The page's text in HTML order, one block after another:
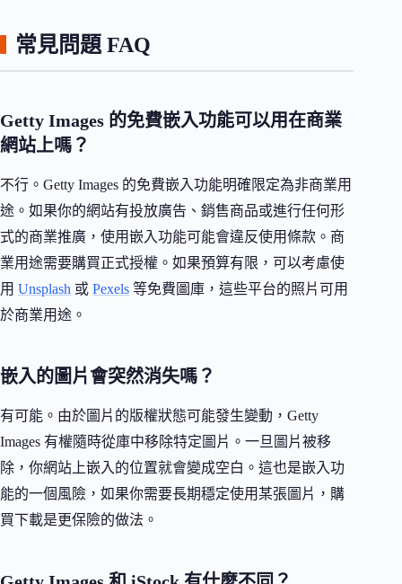
常見問題 FAQ
Getty Images 的免費嵌入功能可以用在商業
網站上嗎？
不行。Getty Images 的免費嵌入功能明確限定為非商業用
途。如果你的網站有投放廣告、銷售商品或進行任何形
式的商業推廣，使用嵌入功能可能會違反使用條款。商
業用途需要購買正式授權。如果預算有限，可以考慮使
用 Unsplash 或 Pexels 等免費圖庫，這些平台的照片可用
於商業用途。
嵌入的圖片會突然消失嗎？
有可能。由於圖片的版權狀態可能發生變動，Getty
Images 有權隨時從庫中移除特定圖片。一旦圖片被移
除，你網站上嵌入的位置就會變成空白。這也是嵌入功
能的一個風險，如果你需要長期穩定使用某張圖片，購
買下載是更保險的做法。